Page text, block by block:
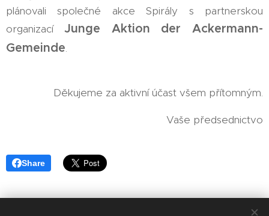
plánovali společné akce Spirály s partnerskou
organizací Junge Aktion der Ackermann-
Gemeinde.
Děkujeme za aktivní účast všem přítomným.
Vaše předsednictvo
Share